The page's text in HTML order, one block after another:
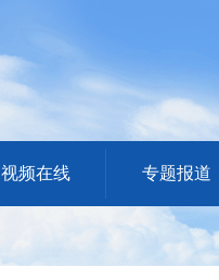
视频在线 专题报道